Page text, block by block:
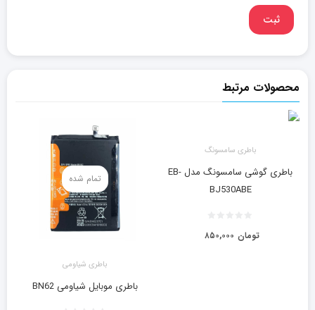
محصولات مرتبط
باطری سامسونگ
باطری گوشی سامسونگ مدل EB-
BJ530ABE
۸۵۰,۰۰۰ تومان
تمام شده
باطری شیاومی
باطری موبایل شیاومی BN62